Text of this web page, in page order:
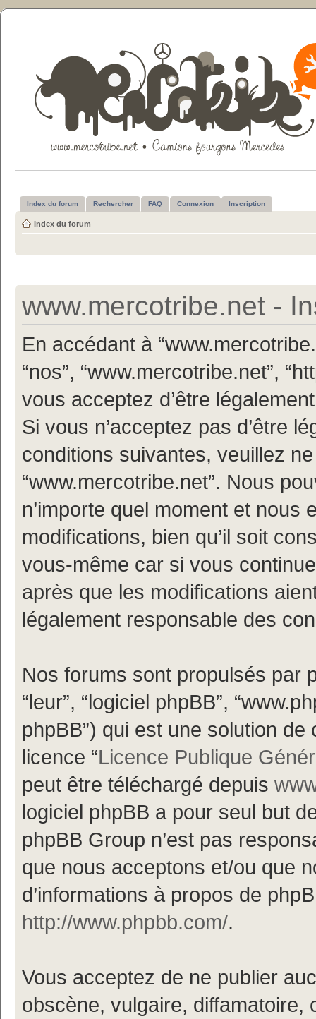
Index du forum Rechercher FAQ Connexion Inscription
Index du forum
www.mercotribe.net -
En accédant à
“nos”, “www.mercotribe.net”,
vous acceptez d’être
Si vous n’acceptez pas d’être
conditions suivantes, veuillez
“www.mercotribe.net”. Nous
n’importe quel moment et
modifications, bien qu’il soit
vous-même car si vous
après que les modifications
légalement responsable des
Nos forums sont propulsés par
“leur”, “logiciel phpBB”,
phpBB”) qui est une solution
licence “Licence Publique
peut être téléchargé depuis
logiciel phpBB a pour seul but
phpBB Group n’est pas
que nous acceptons et/ou que
d’informations à propos de
http://www.phpbb.com/.
Vous acceptez de ne publier
obscène, vulgaire, diffamatoire,